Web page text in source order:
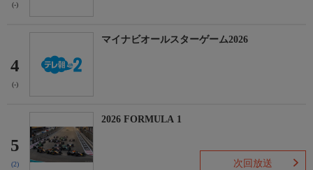
(-)
4
(-)
マイナビオールスターゲーム2026
5
(2)
2026 FORMULA 1
次回放送